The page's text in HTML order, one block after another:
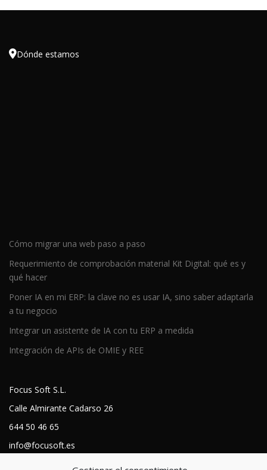
Dónde estamos
Cómo migrar una web paso a paso
Requerimiento de comprobación material Kit Digital: qué es y
qué hacer
Poner IA en mi ERP: la clave no es usar IA, sino saber adaptarla
a tu negocio
Integrar un asistente de IA con tu ERP a medida
Integración de APIs de OMIE y REE
Focus Soft S.L.
Calle Almirante Cadarso 26
644 50 46 65
info@focusoft.es